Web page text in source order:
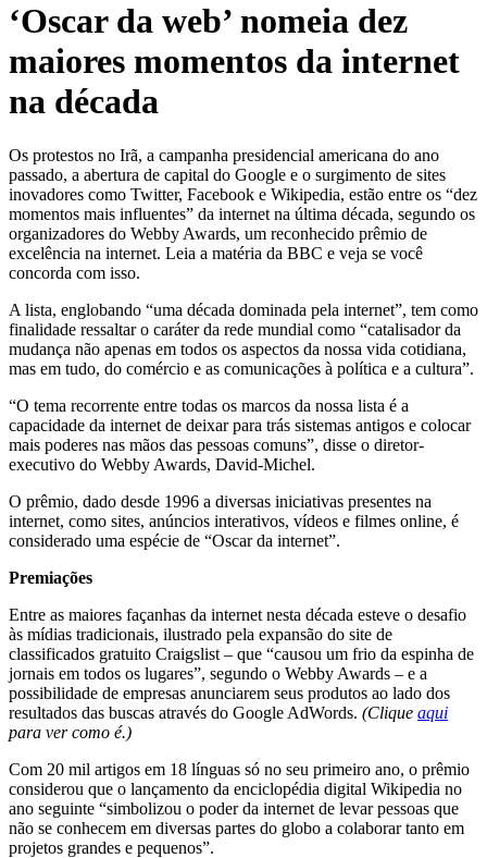
‘Oscar da web’ nomeia dez
maiores momentos da internet
na década
Os protestos no Irã, a campanha presidencial americana do ano
passado, a abertura de capital do Google e o surgimento de sites
inovadores como Twitter, Facebook e Wikipedia, estão entre os “dez
momentos mais influentes” da internet na última década, segundo os
organizadores do Webby Awards, um reconhecido prêmio de
excelência na internet. Leia a matéria da BBC e veja se você
concorda com isso.
A lista, englobando “uma década dominada pela internet”, tem como
finalidade ressaltar o caráter da rede mundial como “catalisador da
mudança não apenas em todos os aspectos da nossa vida cotidiana,
mas em tudo, do comércio e as comunicações à política e a cultura”.
“O tema recorrente entre todas os marcos da nossa lista é a
capacidade da internet de deixar para trás sistemas antigos e colocar
mais poderes nas mãos das pessoas comuns”, disse o diretor-
executivo do Webby Awards, David-Michel.
O prêmio, dado desde 1996 a diversas iniciativas presentes na
internet, como sites, anúncios interativos, vídeos e filmes online, é
considerado uma espécie de “Oscar da internet”.
Premiações
Entre as maiores façanhas da internet nesta década esteve o desafio
às mídias tradicionais, ilustrado pela expansão do site de
classificados gratuito Craigslist – que “causou um frio da espinha de
jornais em todos os lugares”, segundo o Webby Awards – e a
possibilidade de empresas anunciarem seus produtos ao lado dos
resultados das buscas através do Google AdWords. (Clique aqui
para ver como é.)
Com 20 mil artigos em 18 línguas só no seu primeiro ano, o prêmio
considerou que o lançamento da enciclopédia digital Wikipedia no
ano seguinte “simbolizou o poder da internet de levar pessoas que
não se conhecem em diversas partes do globo a colaborar tanto em
projetos grandes e pequenos”.